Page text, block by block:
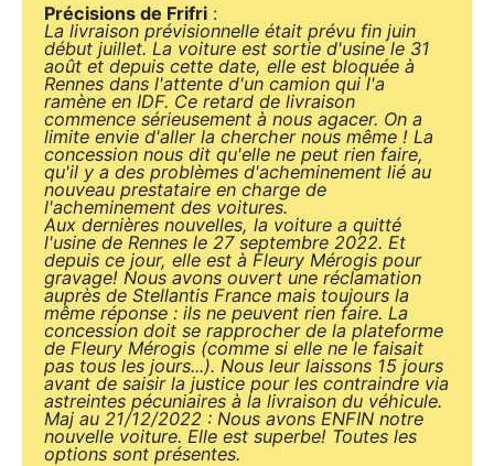
Précisions de Frifri :
La livraison prévisionnelle était prévu fin juin
début juillet. La voiture est sortie d'usine le 31
août et depuis cette date, elle est bloquée à
Rennes dans l'attente d'un camion qui l'a
ramène en IDF. Ce retard de livraison
commence sérieusement à nous agacer. On a
limite envie d'aller la chercher nous même ! La
concession nous dit qu'elle ne peut rien faire,
qu'il y a des problèmes d'acheminement lié au
nouveau prestataire en charge de
l'acheminement des voitures.
Aux dernières nouvelles, la voiture a quitté
l'usine de Rennes le 27 septembre 2022. Et
depuis ce jour, elle est à Fleury Mérogis pour
gravage! Nous avons ouvert une réclamation
auprès de Stellantis France mais toujours la
même réponse : ils ne peuvent rien faire. La
concession doit se rapprocher de la plateforme
de Fleury Mérogis (comme si elle ne le faisait
pas tous les jours...). Nous leur laissons 15 jours
avant de saisir la justice pour les contraindre via
astreintes pécuniaires à la livraison du véhicule.
Maj au 21/12/2022 : Nous avons ENFIN notre
nouvelle voiture. Elle est superbe! Toutes les
options sont présentes.